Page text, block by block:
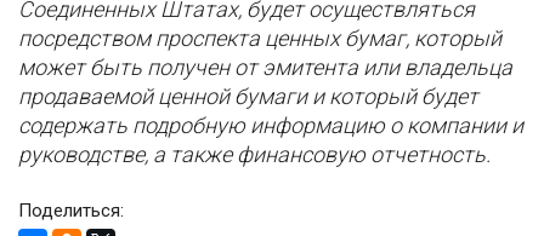
Соединенных Штатах, будет осуществляться
посредством проспекта ценных бумаг, который
может быть получен от эмитента или владельца
продаваемой ценной бумаги и который будет
содержать подробную информацию о компании и
руководстве, а также финансовую отчетность.
Поделиться: